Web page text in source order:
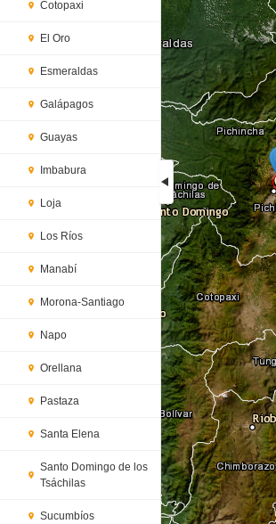
Cotopaxi
El Oro
Esmeraldas
Galápagos
Guayas
Imbabura
Loja
Los Ríos
Manabí
Morona-Santiago
Napo
Orellana
Pastaza
Santa Elena
Santo Domingo de los
Tsáchilas
Sucumbíos